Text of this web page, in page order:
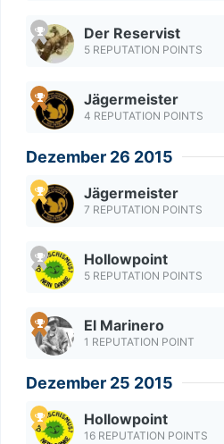
Der Reservist
5 REPUTATION POINTS
Jägermeister
4 REPUTATION POINTS
Dezember 26 2015
Jägermeister
7 REPUTATION POINTS
Hollowpoint
5 REPUTATION POINTS
El Marinero
1 REPUTATION POINT
Dezember 25 2015
Hollowpoint
16 REPUTATION POINTS